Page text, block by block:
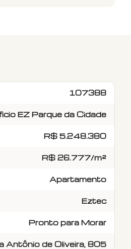
107388
EZ Parque da Cidade
R$ 5.248.380
R$ 26.777/m²
Apartamento
Eztec
Pronto para Morar
Antônio de Oliveira, 805